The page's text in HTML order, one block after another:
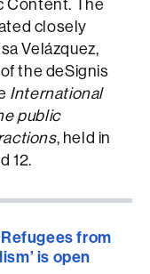
Content. The
closely
Velázquez,
the deSignis
International
public
, held in
12.
from
is open